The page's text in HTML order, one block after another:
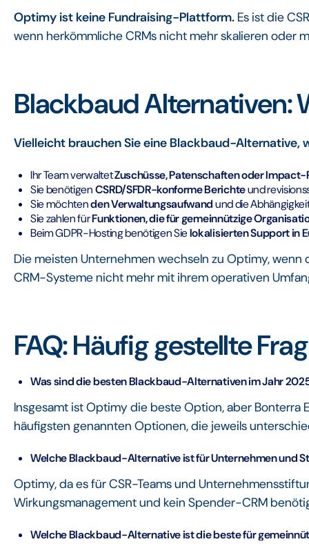
Optimy ist keine Fundraising-Plattform. Es ist die
wenn herkömmliche CRMs nicht mehr skalieren
Blackbaud Alternativen:
Vielleicht brauchen Sie eine Blackbaud-Alternative,
Ihr Team verwaltetZuschüsse, Patenschaften oder
Sie benötigenCSRD/SFDR-konforme Berichteund
Sie möchtenden Verwaltungsaufwandund die
Sie zahlen fürFunktionen, die für gemeinnützige
Beim GDPR-Hosting benötigen Sielokalisierten Support in
Die meisten Unternehmen wechseln zu Optimy,
CRM-Systeme nicht mehr mit ihrem operativen
FAQ: Häufig gestellte
Was sind die besten Blackbaud-Alternativen im Jahr
Insgesamt ist Optimy die beste Option, aber Bonterra
häufigsten genannten Optionen, die jeweils
Welche Blackbaud-Alternative ist für Unternehmen und
Optimy, da es für CSR-Teams und
Wirkungsmanagement und kein Spender-CRM
Welche Blackbaud-Alternative ist die beste für